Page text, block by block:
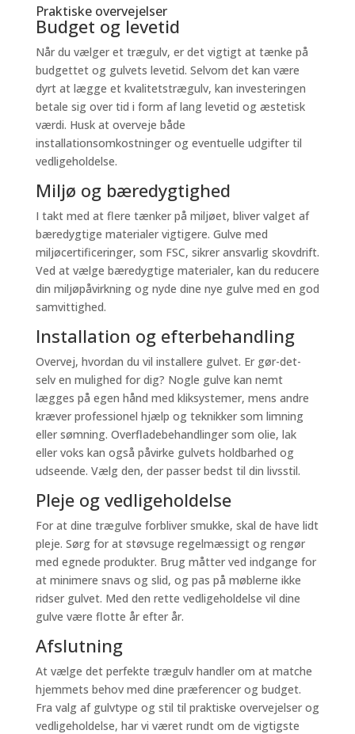
Praktiske overvejelser
Budget og levetid
Når du vælger et trægulv, er det vigtigt at tænke på
budgettet og gulvets levetid. Selvom det kan være
dyrt at lægge et kvalitetstrægulv, kan investeringen
betale sig over tid i form af lang levetid og æstetisk
værdi. Husk at overveje både
installationsomkostninger og eventuelle udgifter til
vedligeholdelse.
Miljø og bæredygtighed
I takt med at flere tænker på miljøet, bliver valget af
bæredygtige materialer vigtigere. Gulve med
miljøcertificeringer, som FSC, sikrer ansvarlig skovdrift.
Ved at vælge bæredygtige materialer, kan du reducere
din miljøpåvirkning og nyde dine nye gulve med en god
samvittighed.
Installation og efterbehandling
Overvej, hvordan du vil installere gulvet. Er gør-det-
selv en mulighed for dig? Nogle gulve kan nemt
lægges på egen hånd med kliksystemer, mens andre
kræver professionel hjælp og teknikker som limning
eller sømning. Overfladebehandlinger som olie, lak
eller voks kan også påvirke gulvets holdbarhed og
udseende. Vælg den, der passer bedst til din livsstil.
Pleje og vedligeholdelse
For at dine trægulve forbliver smukke, skal de have lidt
pleje. Sørg for at støvsuge regelmæssigt og rengør
med egnede produkter. Brug måtter ved indgange for
at minimere snavs og slid, og pas på møblerne ikke
ridser gulvet. Med den rette vedligeholdelse vil dine
gulve være flotte år efter år.
Afslutning
At vælge det perfekte trægulv handler om at matche
hjemmets behov med dine præferencer og budget.
Fra valg af gulvtype og stil til praktiske overvejelser og
vedligeholdelse, har vi været rundt om de vigtigste